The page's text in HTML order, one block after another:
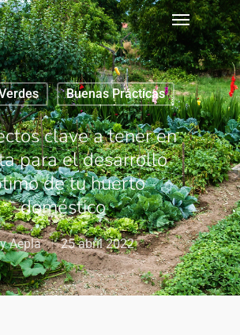
Buenas Prácticas
clave a tener en
para el desarrollo
de tu huerto
doméstico
Aepla 25 abril 2022